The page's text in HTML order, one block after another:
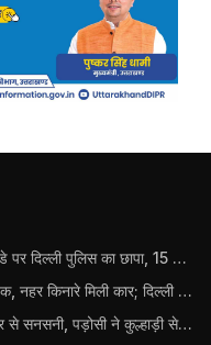
Delhi News: इंद्रपुरी में अवैध जुए के अड्डे पर दिल्ली पुलिस का छापा, 15 जुआरियों को पकड़ा; ₹3.61 लाख नकद और अन्य सामान बरामद
गुरुग्राम में नौकरी के पहले दिन लापता हुआ युवक, नहर किनारे मिली कार; दिल्ली पुलिस ने दर्ज की FIR
Jharkhand News:बोकरो में ट्रिपल मर्डर से सनसनी, पड़ोसी ने कुल्हाड़ी से पति-पत्नी और बहु की हत्या की